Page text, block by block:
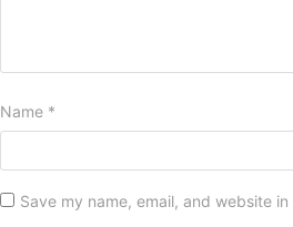
Name *
Save my name, email, and website